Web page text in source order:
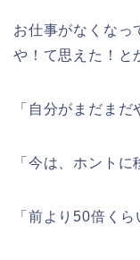
お仕事がなくな
や！て思えた！と
「自分がまだま
「今は、ホントに
「前より50倍く